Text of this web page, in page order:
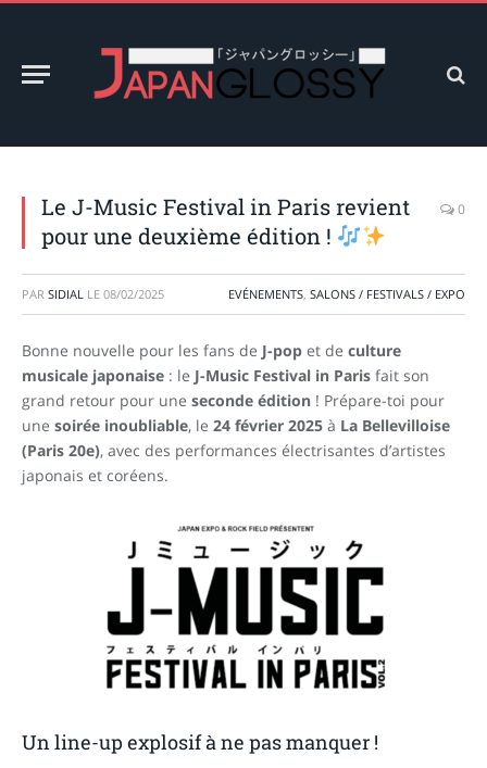
Le J-Music Festival in Paris revient
pour une deuxième édition !
0
PAR SIDIAL LE 08/02/2025 EVÉNEMENTS, SALONS / FESTIVALS / EXPO
Bonne nouvelle pour les fans de J-pop et de culture
musicale japonaise : le J-Music Festival in Paris fait son
grand retour pour une seconde édition ! Prépare-toi pour
une soirée inoubliable, le 24 février 2025 à La Bellevilloise
(Paris 20e), avec des performances électrisantes d’artistes
japonais et coréens.
Un line-up explosif à ne pas manquer !